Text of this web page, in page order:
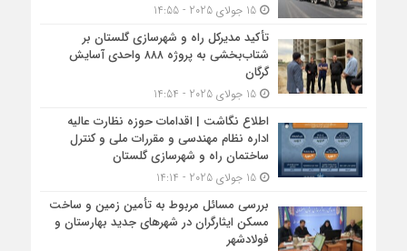
15 جولای 2025 - 14:55
تأکید مدیرکل راه و شهرسازی گلستان بر
شتاب‌بخشی به پروژه ۸۸۸ واحدی آسایش
گرگان
15 جولای 2025 - 14:54
اطلاع نگاشت | اقدامات حوزه نظارت عالیه
اداره نظام مهندسی و مقررات ملی و کنترل
ساختمان راه و شهرسازی گلستان
15 جولای 2025 - 14:14
بررسی مسائل مربوط به تأمین زمین و ساخت
مسکن ایثارگران در شهرهای جدید بهارستان و
فولادشهر